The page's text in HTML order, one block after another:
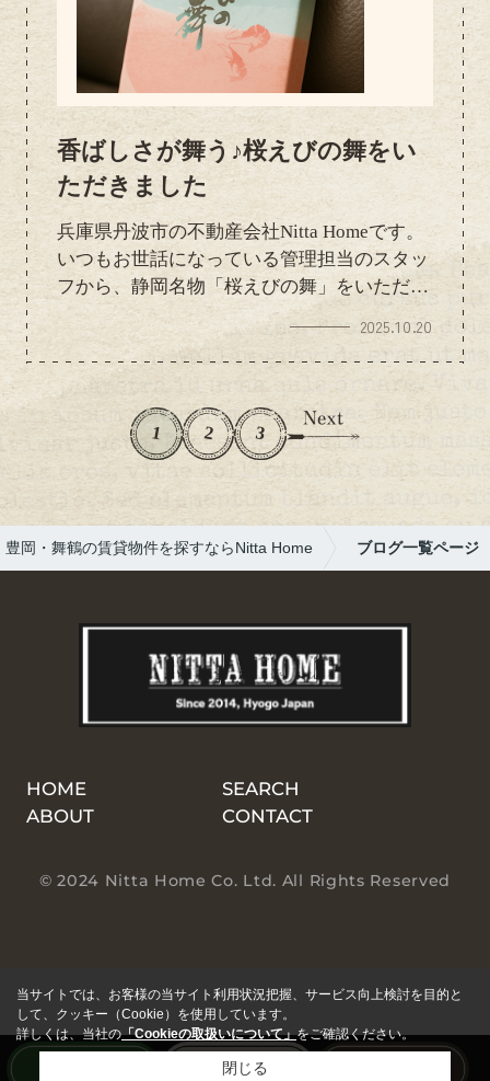
いたします。
香ばしさが舞う♪桜えびの舞をい
ただきました
兵庫県丹波市の不動産会社Nitta Homeです。
いつもお世話になっている管理担当のスタッ
フから、静岡名物「桜えびの舞」をいただき
ました。桜えびの香ばしい香りとサクッとし
た食感がクセになります(≧▽≦)お心遣いに感
謝しながら、スタッフみんなで美味しくいた
だきました！いつもありがとうございます
2025.10.20
1 2 3
豊岡・舞鶴の賃貸物件を探すならNitta Home ブログ一覧ページ
HOME
SEARCH
ABOUT
CONTACT
© 2024 Nitta Home Co. Ltd. All Rights Reserved
当サイトでは、お客様の当サイト利用状況把握、サービス向上検討を目的と
して、クッキー（Cookie）を使用しています。
詳しくは、当社の「Cookieの取扱いについて」をご確認ください。
閉じる